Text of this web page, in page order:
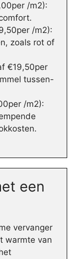
/m2):
/m2):
zoals rot of
€19,50per
tussen-
/m2):
een
vervanger
warmte van